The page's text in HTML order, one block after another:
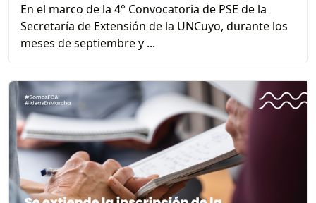
En el marco de la 4° Convocatoria de PSE de la
Secretaría de Extensión de la UNCuyo, durante los
meses de septiembre y ...